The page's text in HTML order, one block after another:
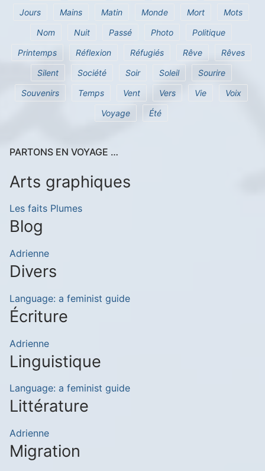
Jours
Mains Matin Monde Mort
Mots
Nom
Nuit Passé Photo
Politique
Printemps
Réflexion Réfugiés Rêve
Rêves
Silent
Société Soir Soleil
Sourire
Souvenirs
Temps Vent Vers Vie
Voix
Voyage
Été
PARTONS EN VOYAGE …
Arts graphiques
Les faits Plumes
Blog
Adrienne
Divers
Language: a feminist guide
Écriture
Adrienne
Linguistique
Language: a feminist guide
Littérature
Adrienne
Migration